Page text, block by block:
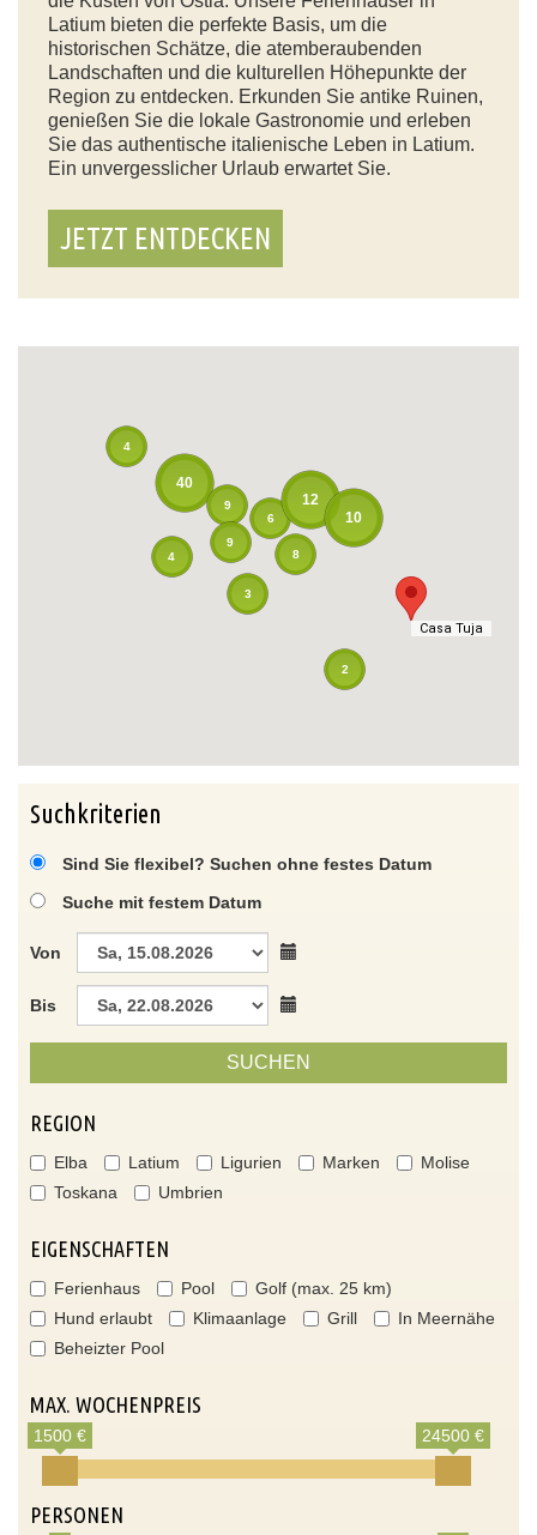
Latium bieten die perfekte Basis, um die
historischen Schätze, die atemberaubenden
Landschaften und die kulturellen Höhepunkte der
Region zu entdecken. Erkunden Sie antike Ruinen,
genießen Sie die lokale Gastronomie und erleben
Sie das authentische italienische Leben in Latium.
Ein unvergesslicher Urlaub erwartet Sie.
JETZT ENTDECKEN
Casa Tuja
40
6
12
9
10
4 8
4
Casa Tuja
9
3
2
Suchkriterien
Sind Sie flexibel? Suchen ohne festes Datum
Suche mit festem Datum
Von
Bis
SUCHEN
REGION
Elba Latium Ligurien Marken
Molise
Toskana
Umbrien
EIGENSCHAFTEN
Ferienhaus Pool
Golf (max. 25 km)
Hund erlaubt
Klimaanlage Grill
In Meernähe
Beheizter Pool
MAX. WOCHENPREIS
1500 € 24500 €
PERSONEN